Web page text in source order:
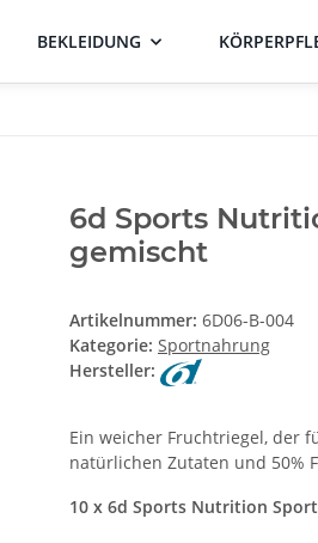
BEKLEIDUNG
6d Sports
gemischt
Artikelnummer: 6D06-B-004
Kategorie: Sportnahrung
Hersteller:
Ein weicher Fruchtriegel, der
natürlichen Zutaten und 50%
10 x 6d Sports Nutrition